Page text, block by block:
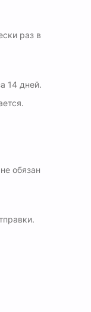
раз в
14 дней.
обязан